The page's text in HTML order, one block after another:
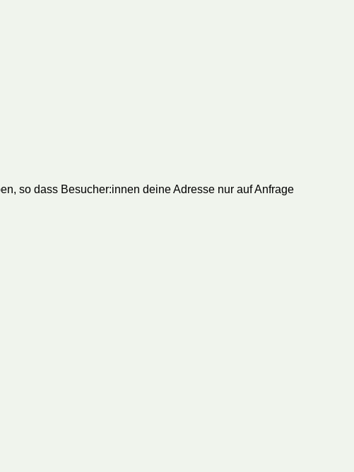
so dass Besucher:innen deine Adresse nur auf Anfrage